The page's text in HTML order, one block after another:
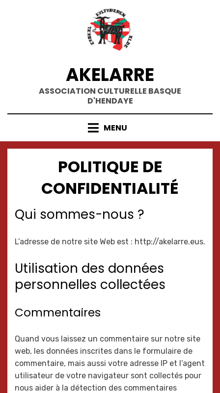
AKELARRE
ASSOCIATION CULTURELLE BASQUE
D'HENDAYE
MENU
POLITIQUE DE
CONFIDENTIALITÉ
Qui sommes-nous ?
L’adresse de notre site Web est : http://akelarre.eus.
Utilisation des données
personnelles collectées
Commentaires
Quand vous laissez un commentaire sur notre site
web, les données inscrites dans le formulaire de
commentaire, mais aussi votre adresse IP et l’agent
utilisateur de votre navigateur sont collectés pour
nous aider à la détection des commentaires